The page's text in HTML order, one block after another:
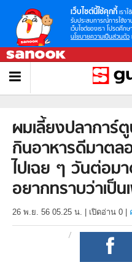
เว็บไซต์นี้ใช้คุกกี้ เรา
รับประสบการณ์การใช้ง
เว็บไซต์ของเรา โปรดศึกษ
นโยบายความเป็นส่วนตัว
ผมเลี้ยงปลาการ์
กินอาหารดีมาต
ไปเฉย ๆ วันต่อม
อยากทราบว่าเป็น
26 พ.ย. 56 05.25 น. เปิดอ่าน 0